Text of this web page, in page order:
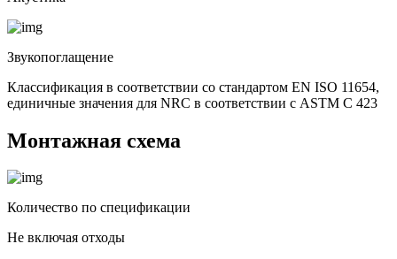
Звукопоглащение
Классификация в соответствии со стандартом EN ISO 11654,
единичные значения для NRC в соответствии с ASTM C 423
Монтажная схема
Количество по спецификации
Не включая отходы